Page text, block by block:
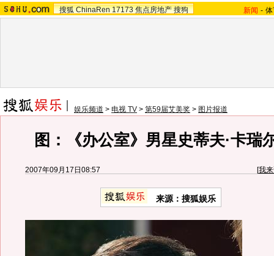
搜狐 ChinaRen 17173 焦点房地产 搜狗 新闻 -
娱乐频道 > 电视 TV > 第59届艾美奖 > 图片报道
图：《办公室》男星史蒂夫·卡瑞
2007年09月17日08:57 [我
来源：搜狐娱乐